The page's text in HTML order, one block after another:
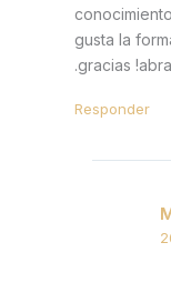
gusta la
.gracias
Responder